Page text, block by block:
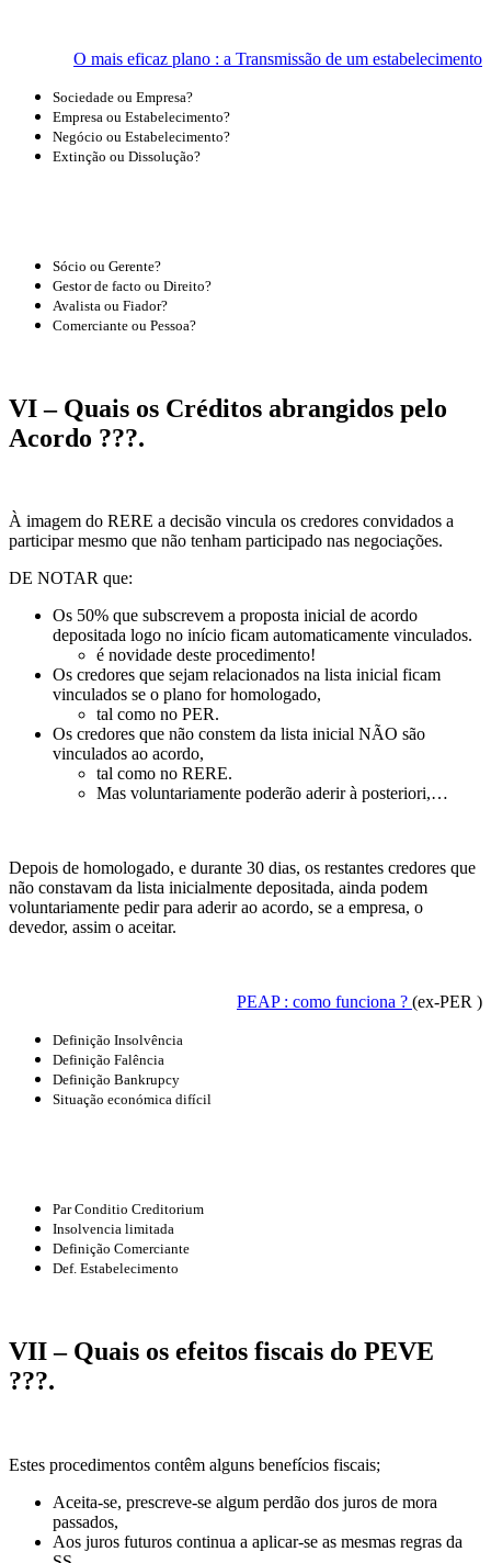
O mais eficaz plano : a Transmissão de um estabelecimento
Sociedade ou Empresa?
Empresa ou Estabelecimento?
Negócio ou Estabelecimento?
Extinção ou Dissolução?
Sócio ou Gerente?
Gestor de facto ou Direito?
Avalista ou Fiador?
Comerciante ou Pessoa?
VI – Quais os Créditos abrangidos pelo
Acordo ???.
À imagem do RERE a decisão vincula os credores convidados a
participar mesmo que não tenham participado nas negociações.
DE NOTAR que:
Os 50% que subscrevem a proposta inicial de acordo
depositada logo no início ficam automaticamente vinculados.
é novidade deste procedimento!
Os credores que sejam relacionados na lista inicial ficam
vinculados se o plano for homologado,
tal como no PER.
Os credores que não constem da lista inicial NÃO são
vinculados ao acordo,
tal como no RERE.
Mas voluntariamente poderão aderir à posteriori,…
Depois de homologado, e durante 30 dias, os restantes credores que
não constavam da lista inicialmente depositada, ainda podem
voluntariamente pedir para aderir ao acordo, se a empresa, o
devedor, assim o aceitar.
PEAP : como funciona ? (ex-PER )
Definição Insolvência
Definição Falência
Definição Bankrupcy
Situação económica difícil
Par Conditio Creditorium
Insolvencia limitada
Definição Comerciante
Def. Estabelecimento
VII – Quais os efeitos fiscais do PEVE
???.
Estes procedimentos contêm alguns benefícios fiscais;
Aceita-se, prescreve-se algum perdão dos juros de mora
passados,
Aos juros futuros continua a aplicar-se as mesmas regras da